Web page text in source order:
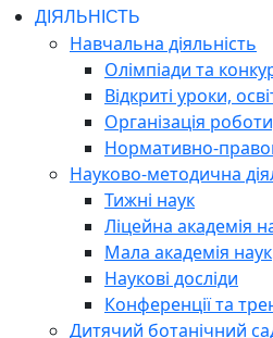
ДІЯЛЬНІСТЬ
Навчальна діяльність
Олімпіади та
Відкриті уроки,
Організація
Нормативно-
Науково-методична
Тижні наук
Ліцейна академія
Мала академія наук
Наукові досліди
Конференції та
Дитячий ботанічний